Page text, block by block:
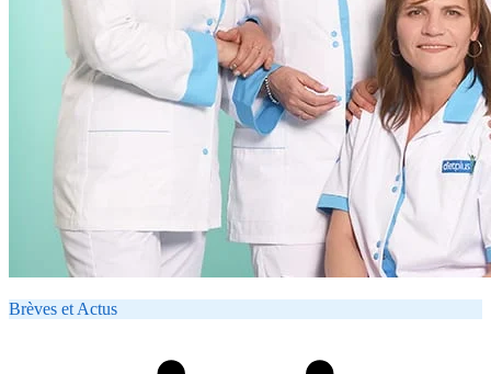
Brèves et Actus